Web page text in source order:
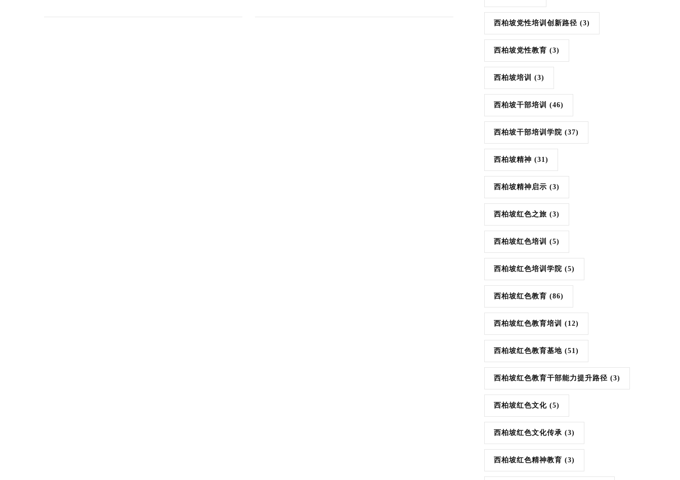
西柏坡党性培训创新路径 (3)
西柏坡党性教育 (3)
西柏坡培训 (3)
西柏坡干部培训 (46)
西柏坡干部培训学院 (37)
西柏坡精神 (31)
西柏坡精神启示 (3)
西柏坡红色之旅 (3)
西柏坡红色培训 (5)
西柏坡红色培训学院 (5)
西柏坡红色教育 (86)
西柏坡红色教育培训 (12)
西柏坡红色教育基地 (51)
西柏坡红色教育干部能力提升路径 (3)
西柏坡红色文化 (5)
西柏坡红色文化传承 (3)
西柏坡红色精神教育 (3)